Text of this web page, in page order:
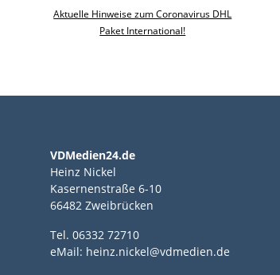
Aktuelle Hinweise zum Coronavirus DHL
Paket International!
VDMedien24.de
Heinz Nickel
Kasernenstraße 6-10
66482 Zweibrücken
Tel. 06332 72710
eMail: heinz.nickel@vdmedien.de